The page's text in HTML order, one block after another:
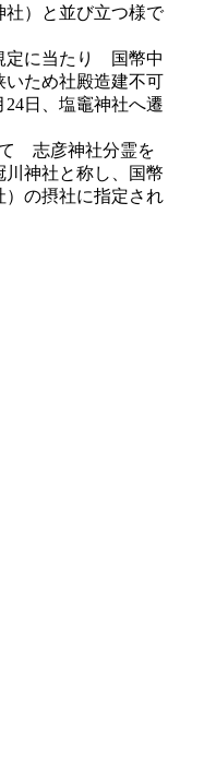
社）と並び立つ様で
定に当たり 国幣中
いため社殿造建不可
日、塩竈神社へ遷
て 志彦神社分霊を
神社と称し、国幣
の摂社に指定され